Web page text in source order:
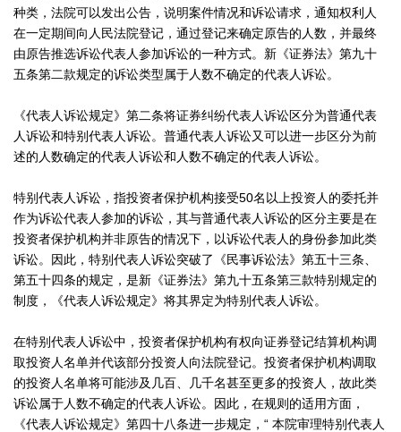
种类，法院可以发出公告，说明案件情况和诉讼请求，通知权利人
在一定期间向人民法院登记，通过登记来确定原告的人数，并最终
由原告推选诉讼代表人参加诉讼的一种方式。新《证券法》第九十
五条第二款规定的诉讼类型属于人数不确定的代表人诉讼。
《代表人诉讼规定》第二条将证券纠纷代表人诉讼区分为普通代表
人诉讼和特别代表人诉讼。普通代表人诉讼又可以进一步区分为前
述的人数确定的代表人诉讼和人数不确定的代表人诉讼。
特别代表人诉讼，指投资者保护机构接受50名以上投资人的委托并
作为诉讼代表人参加的诉讼，其与普通代表人诉讼的区分主要是在
投资者保护机构并非原告的情况下，以诉讼代表人的身份参加此类
诉讼。因此，特别代表人诉讼突破了《民事诉讼法》第五十三条、
第五十四条的规定，是新《证券法》第九十五条第三款特别规定的
制度，《代表人诉讼规定》将其界定为特别代表人诉讼。
在特别代表人诉讼中，投资者保护机构有权向证券登记结算机构调
取投资人名单并代该部分投资人向法院登记。投资者保护机构调取
的投资人名单将可能涉及几百、几千名甚至更多的投资人，故此类
诉讼属于人数不确定的代表人诉讼。因此，在规则的适用方面，
《代表人诉讼规定》第四十八条进一步规定，“ 本院审理特别代表人